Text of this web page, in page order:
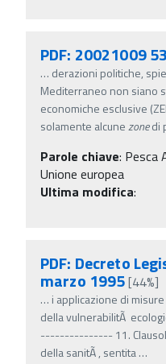
PDF: 20021009
… derazioni politiche,
Mediterraneo non siano
economiche esclusive
solamente alcunezonedi
Parole chiave: Pesca
Unione europea
Ultima modifica:
PDF: Decreto
marzo 1995[44%]
… i applicazione di
della vulnerabilitÃ
--------------- 11.
della sanitÃ , sentita…